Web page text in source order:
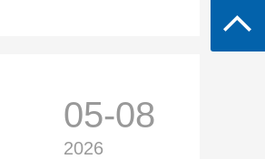
05-08
2026